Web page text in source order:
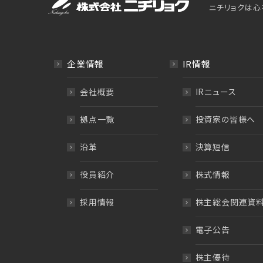
ニチリョクは心
企業情報
会社概要
拠点一覧
沿革
役員紹介
採用情報
IR情報
IRニュース
投資家の皆様へ
決算短信
株式情報
株主総会関連資
電子公告
株主優待